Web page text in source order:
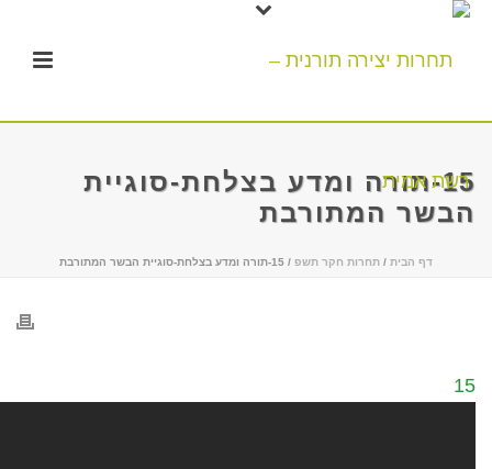
15-תורה ומדע בצלחת-סוגיית
הבשר המתורבת
דף הבית / תחרות חקר תשפ / 15-תורה ומדע בצלחת-סוגיית הבשר המתורבת
15